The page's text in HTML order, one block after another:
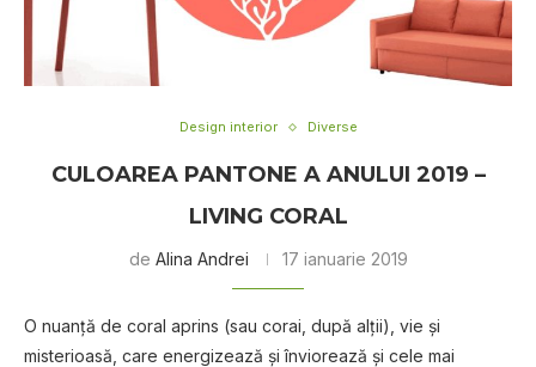
Design interior Diverse
CULOAREA PANTONE A ANULUI 2019 –
LIVING CORAL
de Alina Andrei 17 ianuarie 2019
O nuanță de coral aprins (sau corai, după alții), vie și
misterioasă, care energizează și înviorează și cele mai